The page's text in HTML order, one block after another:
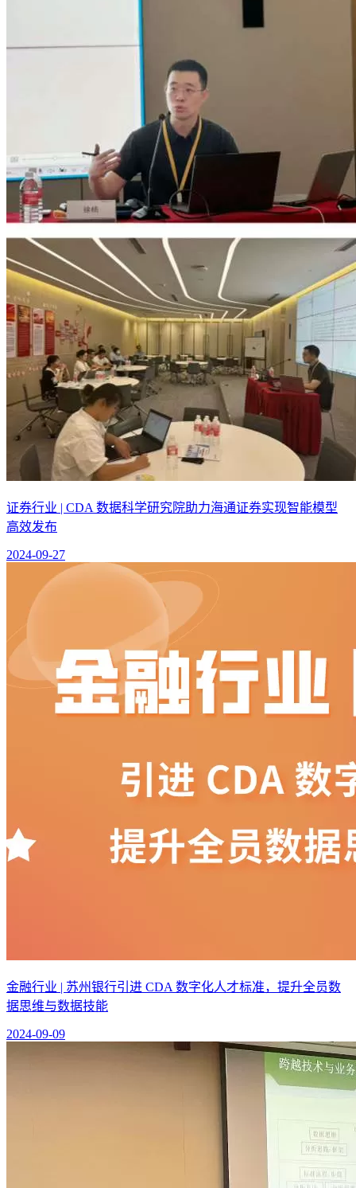
证券行业 | CDA 数据科学研究院助力海通证券实现智能模型
高效发布
2024-09-27
金融行业 | 苏州银行引进 CDA 数字化人才标准，提升全员数
据思维与数据技能
2024-09-09